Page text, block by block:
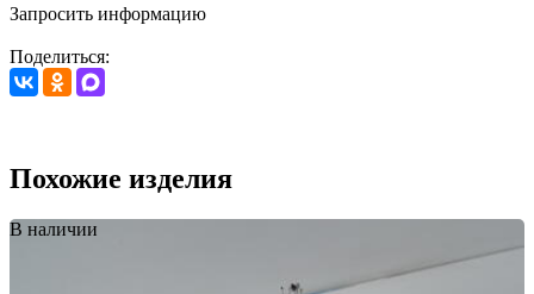
Запросить информацию
Поделиться:
Похожие изделия
В наличии